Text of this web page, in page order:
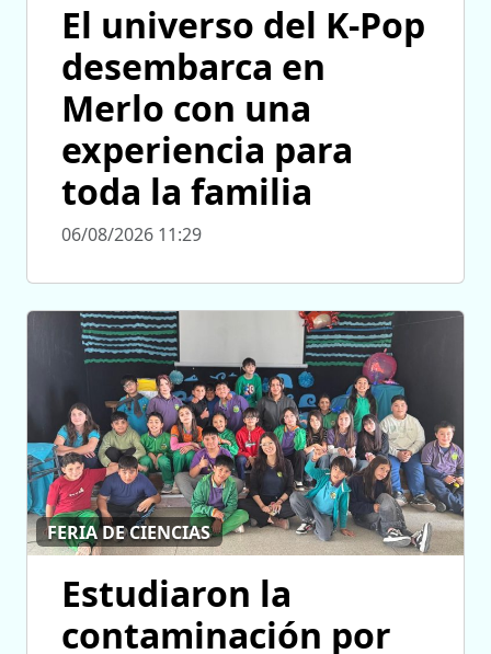
El universo del K-Pop
desembarca en
Merlo con una
experiencia para
toda la familia
06/08/2026 11:29
FERIA DE CIENCIAS
Estudiaron la
contaminación por